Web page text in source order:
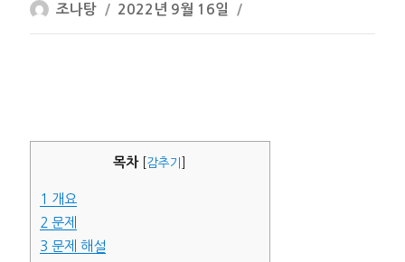
글
쓴
조나탕
작
성
2022년 9월 16일
목차 감추기
1 개요
2 문제
3 문제 해설